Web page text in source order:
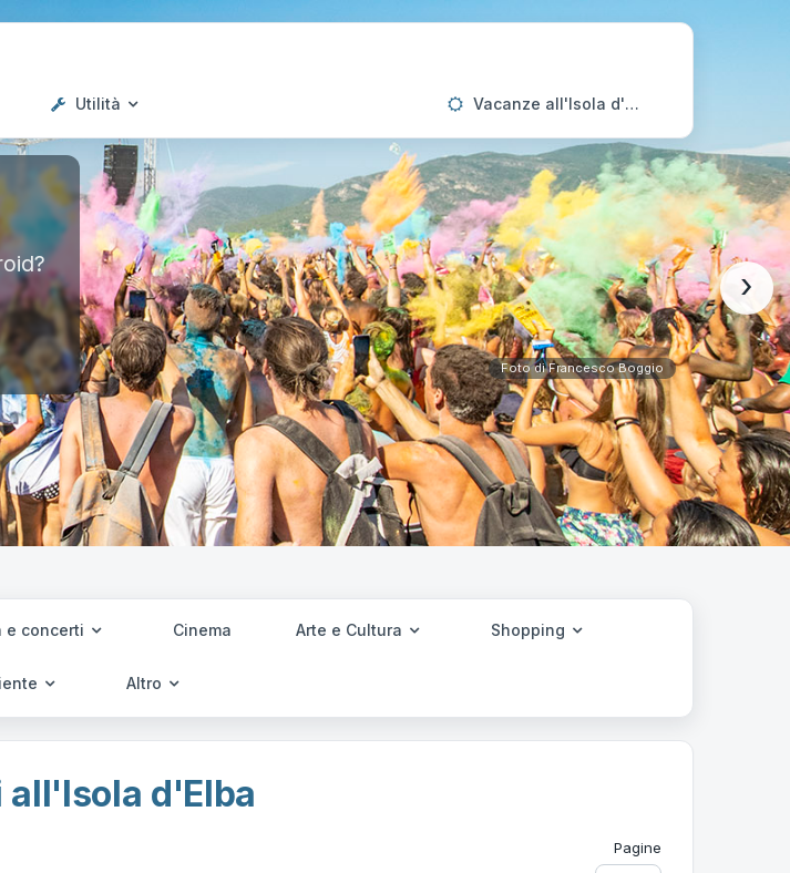
Utilità Vacanze all'Isola d'Elba
Foto di Francesco Boggio
›
e concerti Cinema Arte e Cultura Shopping
Altro
all'Isola d'Elba
Pagine